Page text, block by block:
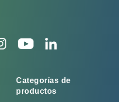
Categorías de
productos